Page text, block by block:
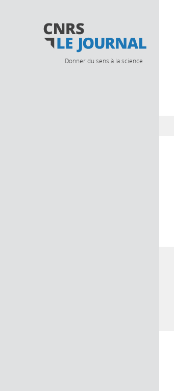
Donner du sens à la science